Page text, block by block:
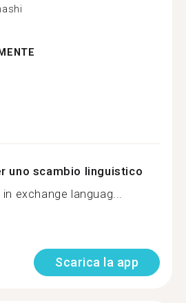
uno scambio linguistico
exchange languag...
Scarica la app